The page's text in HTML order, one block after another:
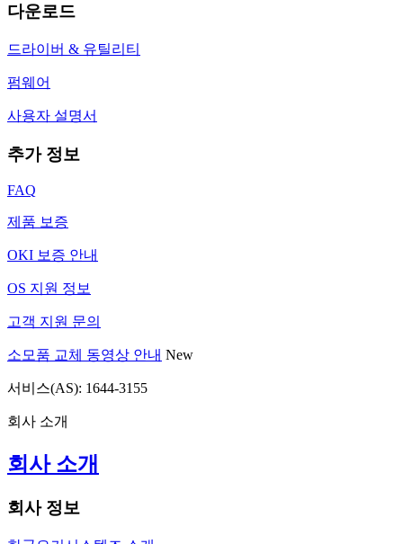
다운로드
드라이버 & 유틸리티
펌웨어
사용자 설명서
추가 정보
FAQ
제품 보증
OKI 보증 안내
OS 지원 정보
고객 지원 문의
소모품 교체 동영상 안내 New
서비스(AS): 1644-3155
회사 소개
회사 소개
회사 정보